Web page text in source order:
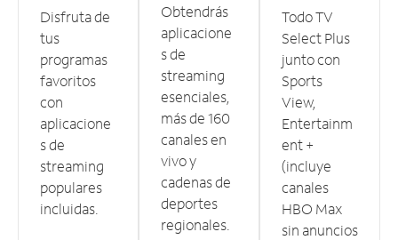
Disfruta de
tus
programas
favoritos
con
aplicacione
s de
streaming
populares
incluidas.
Obtendrás
aplicacione
s de
streaming
esenciales,
más de 160
canales en
vivo y
cadenas de
deportes
regionales.
Todo TV
Select Plus
junto con
Sports
View,
Entertainm
ent +
(incluye
canales
HBO Max
sin anuncios